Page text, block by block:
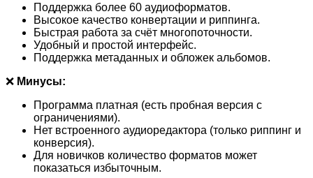
Поддержка более 60 аудиоформатов.
Высокое качество конвертации и риппинга.
Быстрая работа за счёт многопоточности.
Удобный и простой интерфейс.
Поддержка метаданных и обложек альбомов.
❌ Минусы:
Программа платная (есть пробная версия с
ограничениями).
Нет встроенного аудиоредактора (только риппинг и
конверсия).
Для новичков количество форматов может
показаться избыточным.